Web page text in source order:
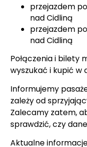
przejazdem
nad Cidliną
przejazdem
nad Cidliną
Połączenia i bilety
wyszukać i kupić w
Informujemy
zależy od
Zalecamy zatem,
sprawdzić, czy
Aktualne